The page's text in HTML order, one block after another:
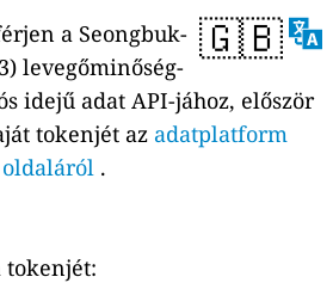
🇬🇧
a Seongbuk-
levegőminőség-
idejű adat API-jához, először
tokenjét az adatplatform
.
tokenjét: